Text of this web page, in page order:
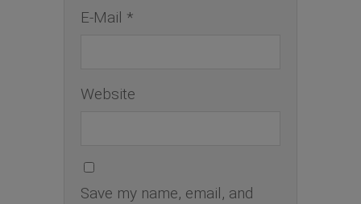
E-Mail *
Website
Save my name, email, and